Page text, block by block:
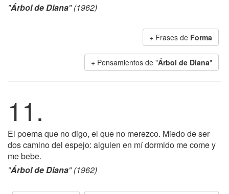
"Árbol de Diana" (1962)
+ Frases de Forma
+ Pensamientos de "Árbol de Diana"
11.
El poema que no digo, el que no merezco. Miedo de ser
dos camino del espejo: alguien en mí dormido me come y
me bebe.
"Árbol de Diana" (1962)